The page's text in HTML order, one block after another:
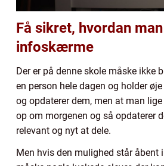
Få sikret, hvordan
infoskærme
Der er på denne skole måske ikke
en person hele dagen og holder
og opdaterer dem, men at man
op om morgenen og så opdaterer
relevant og nyt at dele.
Men hvis den mulighed står åbent